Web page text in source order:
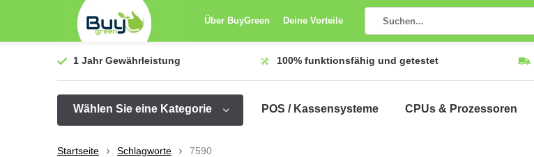
Über BuyGreen Deine Vorteile
1 JahrGewährleistung 100% funktionsfähig und getestet
Wählen Sie eine Kategorie POS / Kassensysteme CPUs & Prozessoren
Startseite Schlagworte 7590